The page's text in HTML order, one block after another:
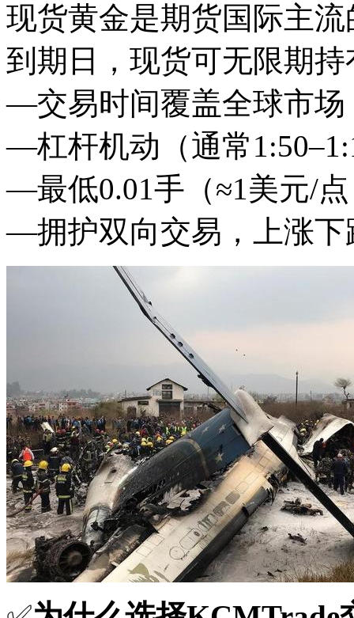
现货黄金是期货国际主
到期日，现货可无限期
—交易时间覆盖全球市场
—杠杆机动（通常
—最低0.01手（≈1美元/
—拥护双向交易，上涨下